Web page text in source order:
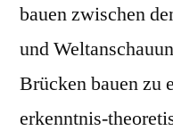
bauen zwischen
und
Brücken bauen zu
erkenntnis-